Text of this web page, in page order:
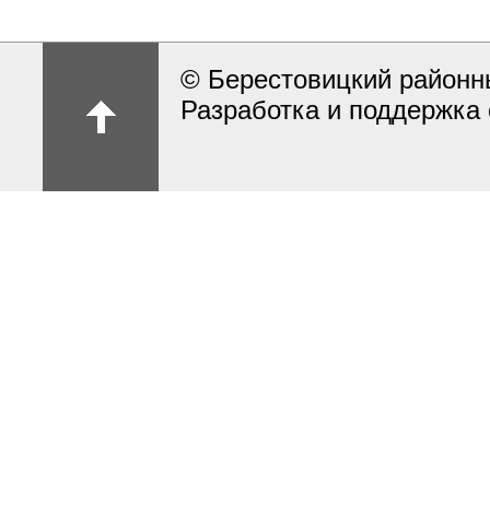
© Берестовицкий
Разработка и поддержка